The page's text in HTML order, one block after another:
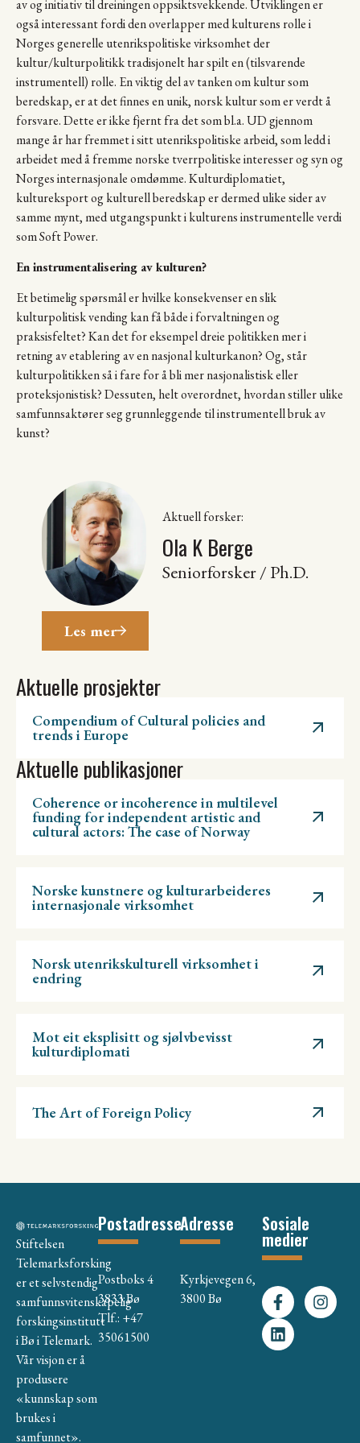
av og initiativ til dreiningen oppsiktsvekkende. Utviklingen er
også interessant fordi den overlapper med kulturens rolle i
Norges generelle utenrikspolitiske virksomhet der
kultur/kulturpolitikk tradisjonelt har spilt en (tilsvarende
instrumentell) rolle. En viktig del av tanken om kultur som
beredskap, er at det finnes en unik, norsk kultur som er verdt å
forsvare. Dette er ikke fjernt fra det som bl.a. UD gjennom
mange år har fremmet i sitt utenrikspolitiske arbeid, som ledd i
arbeidet med å fremme norske tverrpolitiske interesser og syn og
Norges internasjonale omdømme. Kulturdiplomatiet,
kultureksport og kulturell beredskap er dermed ulike sider av
samme mynt, med utgangspunkt i kulturens instrumentelle verdi
som Soft Power.
En instrumentalisering av kulturen?
Et betimelig spørsmål er hvilke konsekvenser en slik
kulturpolitisk vending kan få både i forvaltningen og
praksisfeltet? Kan det for eksempel dreie politikken mer i
retning av etablering av en nasjonal kulturkanon? Og, står
kulturpolitikken så i fare for å bli mer nasjonalistisk eller
proteksjonistisk? Dessuten, helt overordnet, hvordan stiller ulike
samfunnsaktører seg grunnleggende til instrumentell bruk av
kunst?
Aktuell forsker:
Ola K Berge
Seniorforsker / Ph.D.
Les mer
Aktuelle prosjekter
Compendium of Cultural policies and
trends i Europe
Aktuelle publikasjoner
Coherence or incoherence in multilevel
funding for independent artistic and
cultural actors: The case of Norway
Norske kunstnere og kulturarbeideres
internasjonale virksomhet
Norsk utenrikskulturell virksomhet i
endring
Mot eit eksplisitt og sjølvbevisst
kulturdiplomati
The Art of Foreign Policy
Stiftelsen
Telemarksforsking
er et selvstendig
samfunnsvitenskapelig
forskingsinstitutt
i Bø i Telemark.
Vår visjon er å
produsere
«kunnskap som
brukes i
samfunnet».
Postadresse
Postboks 4
3833 Bø
Tlf.: +47
35061500
Adresse
Kyrkjevegen 6,
3800 Bø
Sosiale
medier